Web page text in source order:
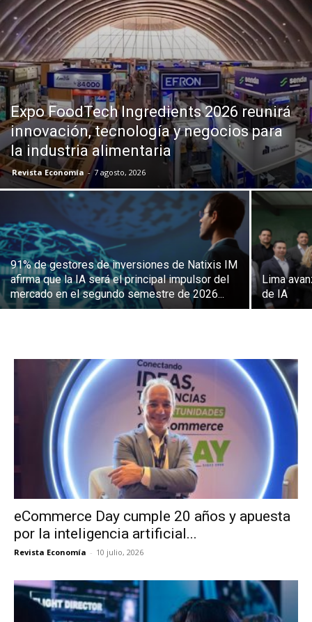
Expo FoodTech Ingredients 2026 reunirá
innovación, tecnología y negocios para
la industria alimentaria
Revista Economía - 7 agosto, 2026
91% de gestores de inversiones de Natixis IM
afirma que la IA será el principal impulsor del
mercado en el segundo semestre de 2026...
Lima
de IA
eCommerce Day cumple 20 años y apuesta
por la inteligencia artificial...
Revista Economía - 10 julio, 2026